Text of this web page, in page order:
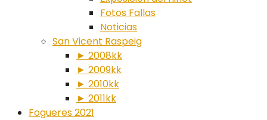
Fotos Fallas
Noticias
San Vicent Raspeig
► 2008kk
► 2009kk
► 2010kk
► 2011kk
Fogueres 2021